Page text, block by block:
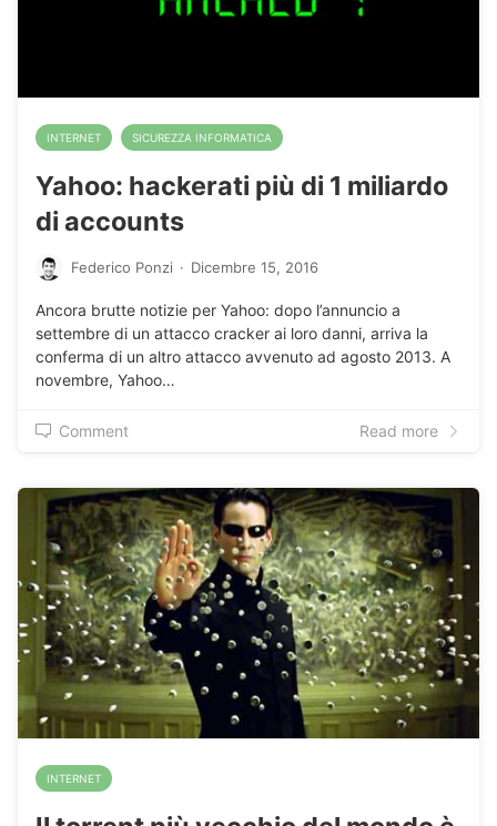
INTERNET SICUREZZA INFORMATICA
Yahoo: hackerati più di 1 miliardo
di accounts
Federico Ponzi · Dicembre 15, 2016
Ancora brutte notizie per Yahoo: dopo l’annuncio a
settembre di un attacco cracker ai loro danni, arriva la
conferma di un altro attacco avvenuto ad agosto 2013. A
novembre, Yahoo…
Comment Read more
INTERNET